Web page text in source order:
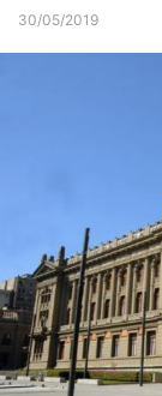
30/05/2019